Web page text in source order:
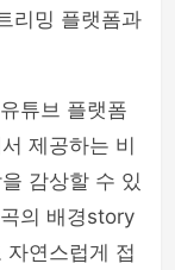
리밍 플랫폼과
튜브 플랫폼
제공하는 비
감상할 수 있
의 배경story
연스럽게 접